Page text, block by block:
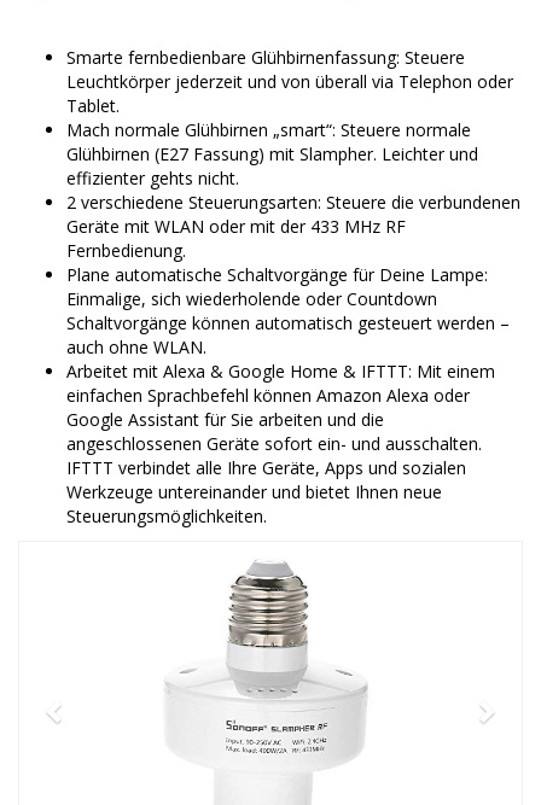
Smarte fernbedienbare Glühbirnenfassung: Steuere
Leuchtkörper jederzeit und von überall via Telephon oder
Tablet.
Mach normale Glühbirnen „smart“: Steuere normale
Glühbirnen (E27 Fassung) mit Slampher. Leichter und
effizienter gehts nicht.
2 verschiedene Steuerungsarten: Steuere die verbundenen
Geräte mit WLAN oder mit der 433 MHz RF
Fernbedienung.
Plane automatische Schaltvorgänge für Deine Lampe:
Einmalige, sich wiederholende oder Countdown
Schaltvorgänge können automatisch gesteuert werden –
auch ohne WLAN.
Arbeitet mit Alexa & Google Home & IFTTT: Mit einem
einfachen Sprachbefehl können Amazon Alexa oder
Google Assistant für Sie arbeiten und die
angeschlossenen Geräte sofort ein- und ausschalten.
IFTTT verbindet alle Ihre Geräte, Apps und sozialen
Werkzeuge untereinander und bietet Ihnen neue
Steuerungsmöglichkeiten.